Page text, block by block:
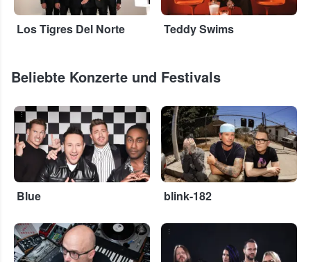
Los Tigres Del Norte Teddy Swims
Beliebte Konzerte und Festivals
...
Blue
...
blink-182
... ...